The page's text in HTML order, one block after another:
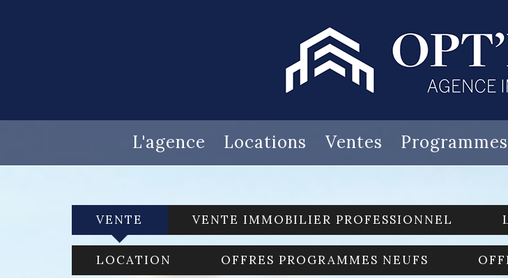
L'agence Locations Ventes
VENTE VENTE IMMOBILIER PROFESSIONNEL
LOCATION OFFRES PROGRAMMES NEUFS